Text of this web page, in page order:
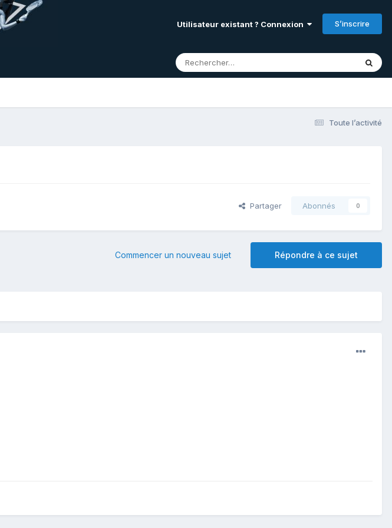
Utilisateur existant ? Connexion S’inscrire
Toute l’activité
Partager Abonnés 0
Répondre à ce sujet
Commencer un nouveau sujet